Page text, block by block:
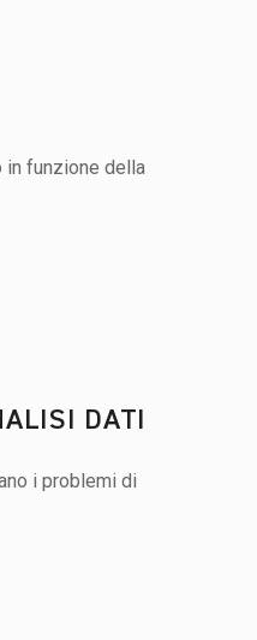
in funzione della
DATI
i problemi di